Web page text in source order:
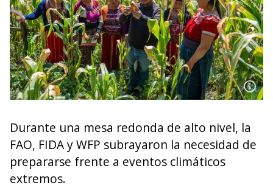
Durante una mesa redonda de alto nivel, la
FAO, FIDA y WFP subrayaron la necesidad de
prepararse frente a eventos climáticos
extremos.